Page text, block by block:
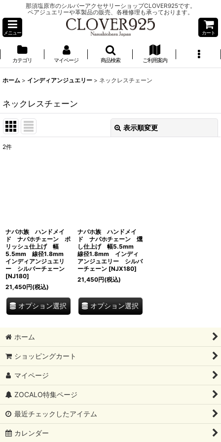
那須塩原市のシルバーアクセサリーショップCLOVER925です。
ペアジュエリーや革製品の販売、各種修理も承っております。
メニュー カート
カテゴリ マイページ 商品検索 ご利用案内
ホーム > インディアンジュエリー > ネックレスチェーン
ネックレスチェーン
表示順変更
2件
ナバホ族 ハンドメイ
ド ナバホチェーン ポ
リッシュ仕上げ 幅
5.5mm 線径1.8mm
インディアンジュエリ
ー シルバーチェーン
[NJ180]
21,450円(税込)
オプション選択
ナバホ族 ハンドメイ
ド ナバホチェーン 燻
し仕上げ 幅5.5mm
線径1.8mm インディ
アンジュエリー シルバ
ーチェーン [NJX180]
21,450円(税込)
オプション選択
ホーム
ショッピングカート
マイページ
ZOCALO特集ページ
最近チェックしたアイテム
カレンダー